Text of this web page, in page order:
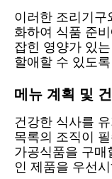
이러한 조리기구
화하여 식품 준
잡힌 영양가 있
할애할 수 있도
메뉴 계획 및
건강한 식사를
목록의 조직이
가공식품을 구매
인 제품을 우선